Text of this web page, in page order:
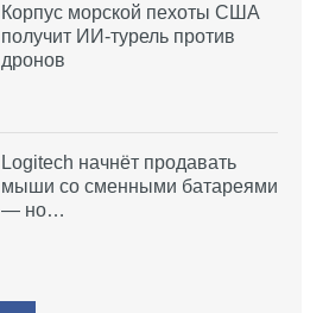
Корпус морской пехоты США
получит ИИ-турель против
дронов
Logitech начнёт продавать
мыши со сменными батареями
— но…